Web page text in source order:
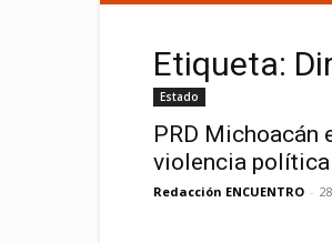
Etiqueta:
Estado
PRD Michoacán
violencia política
Redacción ENCUENTRO -